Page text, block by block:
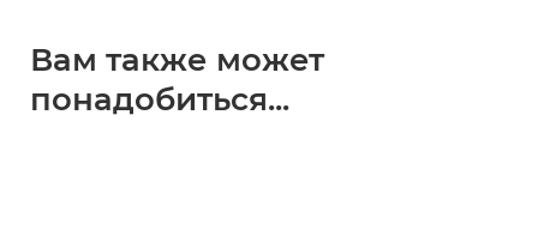
Вам также может
понадобиться...